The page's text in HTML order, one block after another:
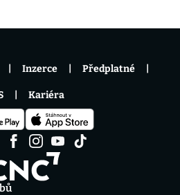
Inzerce Předplatné
Kariéra